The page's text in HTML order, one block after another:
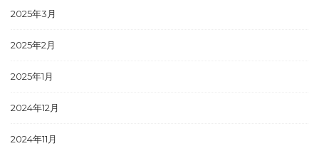
2025年3月
2025年2月
2025年1月
2024年12月
2024年11月